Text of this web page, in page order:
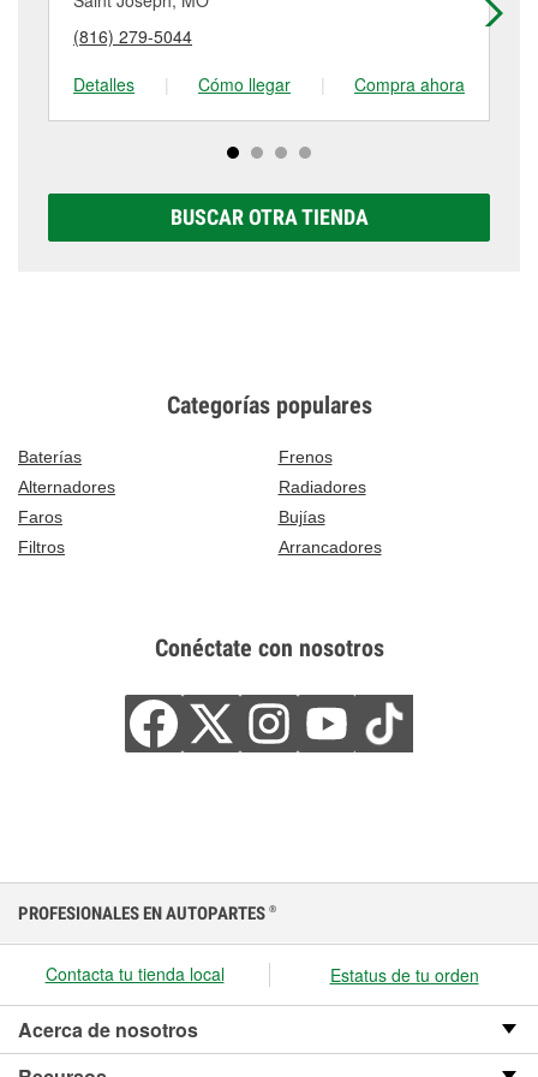
detalles, contáctanos al
en 913 S Belt Hwy, Saint Joseph, MO.
tienda #210 para obtener más información.
(816) 279-5044
Detalles
| Cómo llegar | Compra ahora
BUSCAR OTRA TIENDA
Categorías populares
Baterías
Frenos
Alternadores
Radiadores
Faros
Bujías
Filtros
Arrancadores
Conéctate con nosotros
PROFESIONALES EN AUTOPARTES ®
Contacta tu tienda local Estatus de tu orden
Acerca de nosotros